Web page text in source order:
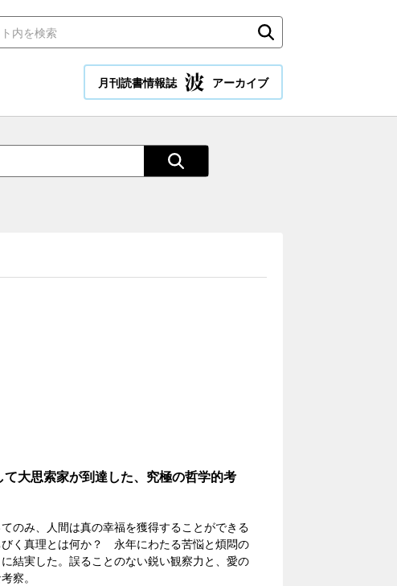
月刊読書情報誌 アーカイブ
大思索家が到達した、究極の哲学的考
のみ、人間は真の幸福を獲得することができる
く真理とは何か？ 永年にわたる苦悩と煩悶の
結実した。誤ることのない鋭い観察力と、愛の
察。